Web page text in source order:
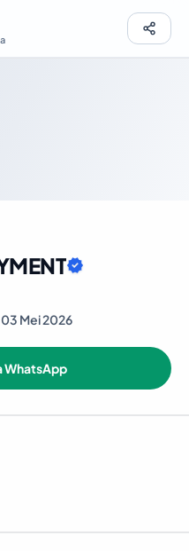
Mei 2026
WhatsApp